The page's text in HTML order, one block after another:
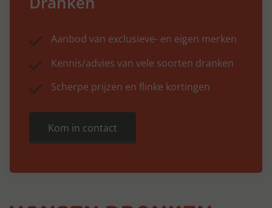
Aanbod van exclusieve- en eigen merken
Kennis/advies van vele soorten dranken
Scherpe prijzen en flinke kortingen
Kom in contact